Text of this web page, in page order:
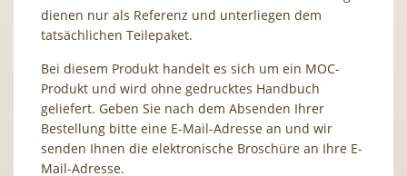
dienen nur als Referenz und unterliegen dem
tatsächlichen Teilepaket.
Bei diesem Produkt handelt es sich um ein MOC-
Produkt und wird ohne gedrucktes Handbuch
geliefert. Geben Sie nach dem Absenden Ihrer
Bestellung bitte eine E-Mail-Adresse an und wir
senden Ihnen die elektronische Broschüre an Ihre E-
Mail-Adresse.